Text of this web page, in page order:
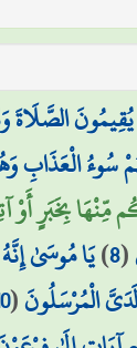
الصَّلَاةَ
سُوءُ الْعَذَابِ
مِّنْهَا
(
8
)يَا مُوسَىٰ
الْمُرْسَلُونَ(